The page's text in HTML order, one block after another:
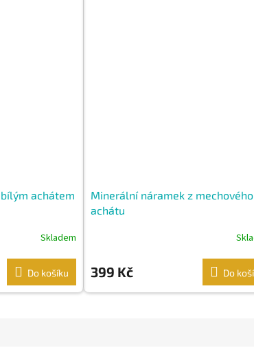
achátem
Skladem
Do košíku
Minerální náramek z mechového
achátu
399 Kč Do